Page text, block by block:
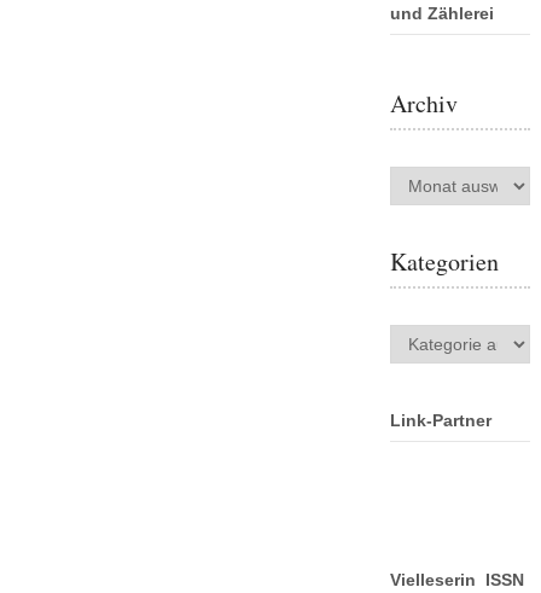
und Zählerei
Archiv
Archiv
Kategorien
Kategorien
Link-Partner
Vielleserin ISSN